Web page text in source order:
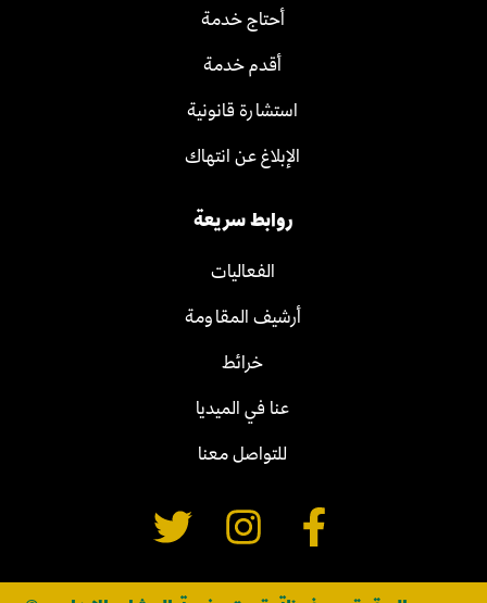
أحتاج خدمة
أقدم خدمة
استشارة قانونية
الإبلاغ عن انتهاك
روابط سريعة
الفعاليات
أرشيف المقاومة
خرائط
عنا في الميديا
للتواصل معنا